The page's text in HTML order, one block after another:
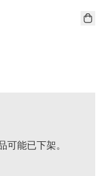
可能已下架。